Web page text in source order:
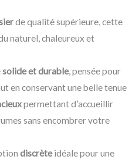
de qualité supérieure, cette
naturel, chaleureux et
solide et durable, pensée pour
en conservant une belle tenue
permettant d’accueillir
sans encombrer votre
discrèteidéale pour une